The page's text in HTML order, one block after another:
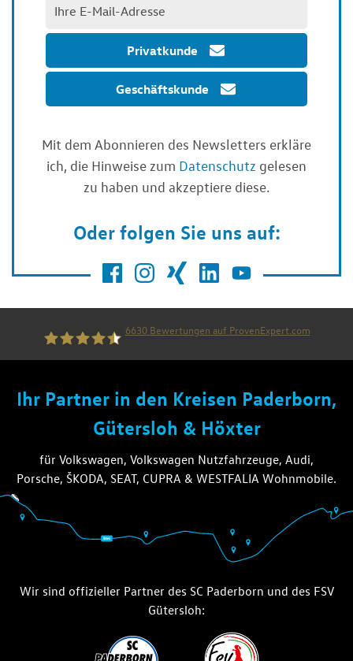
Privatkunde
Geschäftskunde
Mit dem Abonnieren des Newsletters erkläre
ich, die Hinweise zum Datenschutz gelesen
zu haben und akzeptiere diese.
Oder folgen Sie uns auf:
6630Bewertungen auf ProvenExpert.com
Ihr Partner in den Kreisen Paderborn,
Gütersloh & Höxter
für Volkswagen, Volkswagen Nutzfahrzeuge, Audi,
Porsche, ŠKODA, SEAT, CUPRA & WESTFALIA Wohnmobile.
Wir sind offizieller Partner des SC Paderborn und des FSV
Gütersloh: